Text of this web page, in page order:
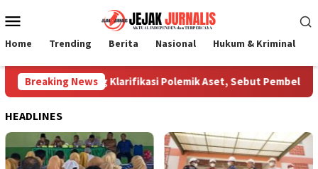
ke
Mobile
Home Trending Berita Nasional Hukum & Kriminal
Breaking News
Jombang Klarifikasi Polemik Aset, Sebut Pembelian
HEADLINES